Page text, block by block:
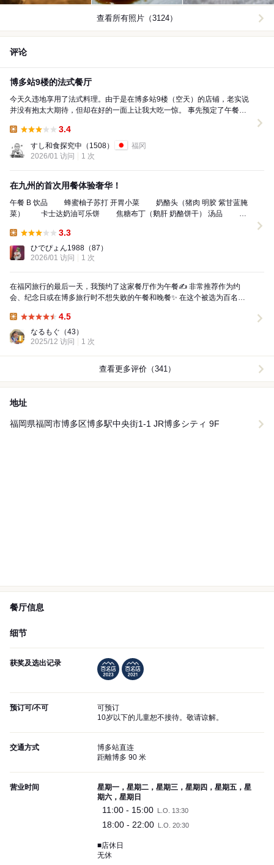
查看所有照片（3124）
评论
博多站9楼的法式餐厅
今天久违地享用了法式料理。由于是在博多站9楼（空天）的店铺，老实说
并没有抱太大期待，但却在好的一面上让我大吃一惊。 事先预定了午餐套
3.4
すし和食探究中 （1508）
福冈
2026/01 访问
1 次
在九州的首次用餐体验奢华！
午餐 B 饮品 蜂蜜柚子苏打 开胃小菜 奶酪头（猪肉 明胶 紫甘蓝腌
菜） 卡士达奶油可乐饼 焦糖布丁（鹅肝 奶酪饼干） 汤品 南
3.3
ひでぴょん1988 （87）
2026/01 访问
1 次
在福冈旅行的最后一天，我预约了这家餐厅作为午餐✍️ 非常推荐作为约
会、纪念日或在博多旅行时不想失败的午餐和晚餐✨ 在这个被选为百名店
4.5
なるもぐ （43）
2025/12 访问
1 次
查看更多评价（341）
地址
福岡県福岡市博多区博多駅中央街1-1 JR博多シティ 9F
餐厅信息
细节
获奖及选出记录
预订可/不可
可预订
10岁以下的儿童恕不接待。敬请谅解。
交通方式
博多站直连
距離博多 90 米
营业时间
星期一，星期二，星期三，星期四，星期五，星
期六，星期日
11:00 - 15:00 L.O. 13:30
18:00 - 22:00 L.O. 20:30
■店休日
无休